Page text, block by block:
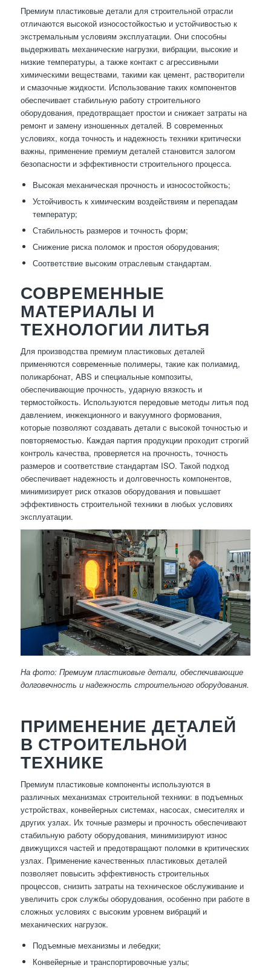
Премиум пластиковые детали для строительной отрасли
отличаются высокой износостойкостью и устойчивостью к
экстремальным условиям эксплуатации. Они способны
выдерживать механические нагрузки, вибрации, высокие и
низкие температуры, а также контакт с агрессивными
химическими веществами, такими как цемент, растворители
и смазочные жидкости. Использование таких компонентов
обеспечивает стабильную работу строительного
оборудования, предотвращает простои и снижает затраты на
ремонт и замену изношенных деталей. В современных
условиях, когда точность и надежность техники критически
важны, применение премиум деталей становится залогом
безопасности и эффективности строительного процесса.
Высокая механическая прочность и износостойкость;
Устойчивость к химическим воздействиям и перепадам
температур;
Стабильность размеров и точность форм;
Снижение риска поломок и простоя оборудования;
Соответствие высоким отраслевым стандартам.
СОВРЕМЕННЫЕ
МАТЕРИАЛЫ И
ТЕХНОЛОГИИ ЛИТЬЯ
Для производства премиум пластиковых деталей
применяются современные полимеры, такие как полиамид,
поликарбонат, ABS и специальные композиты,
обеспечивающие прочность, ударную вязкость и
термостойкость. Используются передовые методы литья под
давлением, инжекционного и вакуумного формования,
которые позволяют создавать детали с высокой точностью и
повторяемостью. Каждая партия продукции проходит строгий
контроль качества, проверяется на прочность, точность
размеров и соответствие стандартам ISO. Такой подход
обеспечивает надежность и долговечность компонентов,
минимизирует риск отказов оборудования и повышает
эффективность строительной техники в любых условиях
эксплуатации.
На фото: Премиум пластиковые детали, обеспечивающие
долговечность и надежность строительного оборудования.
ПРИМЕНЕНИЕ ДЕТАЛЕЙ
В СТРОИТЕЛЬНОЙ
ТЕХНИКЕ
Премиум пластиковые компоненты используются в
различных механизмах строительной техники: в подъемных
устройствах, конвейерных системах, насосах, смесителях и
других узлах. Их точные размеры и прочность обеспечивают
стабильную работу оборудования, минимизируют износ
движущихся частей и предотвращают поломки в критических
узлах. Применение качественных пластиковых деталей
позволяет повысить эффективность строительных
процессов, снизить затраты на техническое обслуживание и
увеличить срок службы оборудования, особенно при работе в
сложных условиях с высоким уровнем вибраций и
механических нагрузок.
Подъемные механизмы и лебедки;
Конвейерные и транспортировочные узлы;